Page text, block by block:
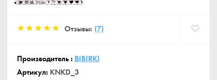
Отзывы: (7)
Производитель : BIBIRKI
Артикул: KNKD_3